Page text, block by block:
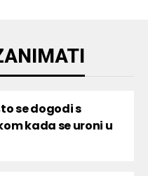
se dogodi s
kada se uroni u